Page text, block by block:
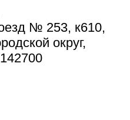
№ 253, к610,
округ,